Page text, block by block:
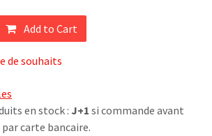
Add to Cart
de souhaits
en stock : J+1 si commande avant
carte bancaire.